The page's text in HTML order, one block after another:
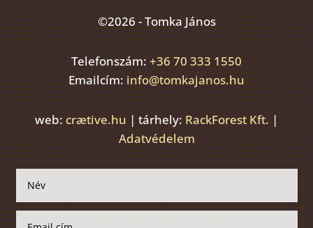
©2026 - Tomka János
Telefonszám: +36 70 333 1550
Emailcím: info@tomkajanos.hu
web: crætive.hu | tárhely: RackForest Kft. |
Adatvédelem